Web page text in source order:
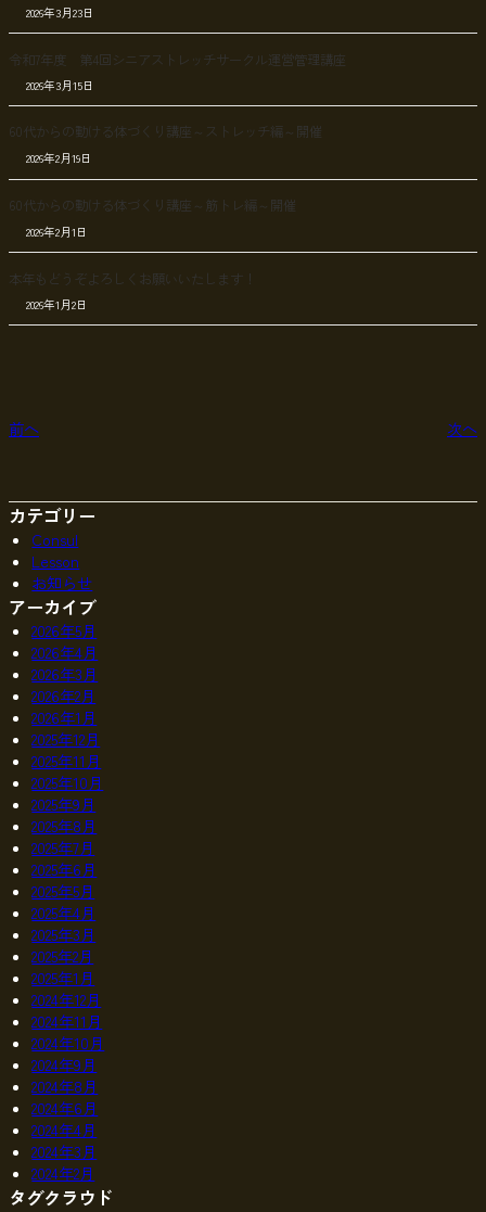
2026年3月23日
令和7年度 第4回シニアストレッチサークル運営管理講座
2026年3月15日
60代からの動ける体づくり講座～ストレッチ編～開催
2026年2月19日
60代からの動ける体づくり講座～筋トレ編～開催
2026年2月1日
本年もどうぞよろしくお願いいたします！
2026年1月2日
前へ 次へ
カテゴリー
Consul
Lesson
お知らせ
アーカイブ
2026年5月
2026年4月
2026年3月
2026年2月
2026年1月
2025年12月
2025年11月
2025年10月
2025年9月
2025年8月
2025年7月
2025年6月
2025年5月
2025年4月
2025年3月
2025年2月
2025年1月
2024年12月
2024年11月
2024年10月
2024年9月
2024年8月
2024年6月
2024年4月
2024年3月
2024年2月
タグクラウド